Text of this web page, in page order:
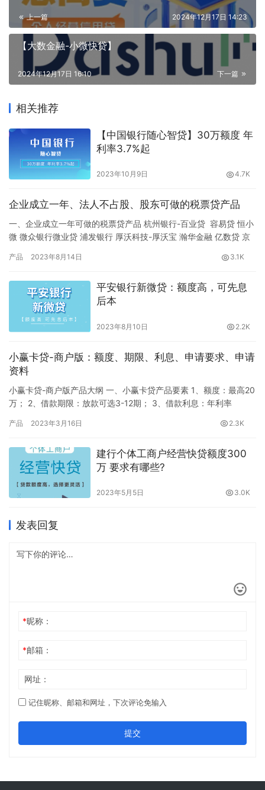
上一篇 2024年12月17日 14:23
【大数金融-小微快贷】
下一篇
2024年12月17日 16:10
相关推荐
【中国银行随心智贷】30万额度 年
利率3.7%起
2023年10月9日 4.7K
企业成立一年、法人不占股、股东可做的税票贷产品
一、企业成立一年可做的税票贷产品 杭州银行-百业贷 容易贷 恒小
微 微众银行微业贷 浦发银行 厚沃科技-厚沃宝 瀚华金融 亿数贷 京
贷 优企贷 华夏应收账款 苏宁银行微商贷 雨商贷 易企贷 保企贷 苏
产品 2023年8月14日 3.1K
平安银行新微贷：额度高，可先息
后本
2023年8月10日 2.2K
小赢卡贷-商户版：额度、期限、利息、申请要求、申请
资料
小赢卡贷-商户版产品大纲 一、小赢卡贷产品要素 1、额度：最高20
万； 2、借款期限：放款可选3-12期； 3、借款利息：年利率
钟。 二、小赢卡贷申请要求 1、申请要求 （1）年龄20-55周岁
三、小赢卡贷申请资料 1、身份证 2、…
产品 2023年3月16日 2.3K
建行个体工商户经营快贷额度300
万 要求有哪些?
2023年5月5日 3.0K
发表回复
*昵称：
*邮箱：
网址：
记住昵称、邮箱和网址，下次评论免输入
提交